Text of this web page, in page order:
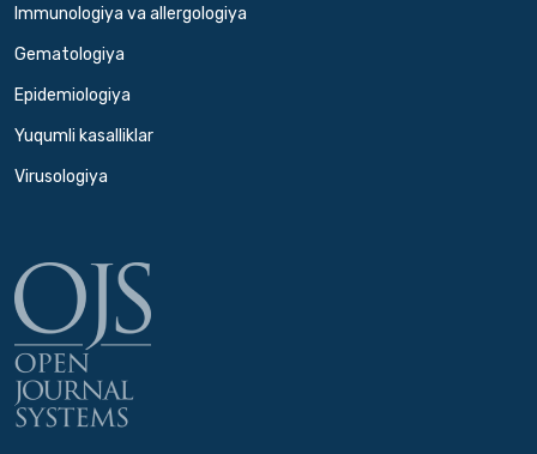
Immunologiya va allergologiya
Gematologiya
Epidemiologiya
Yuqumli kasalliklar
Virusologiya